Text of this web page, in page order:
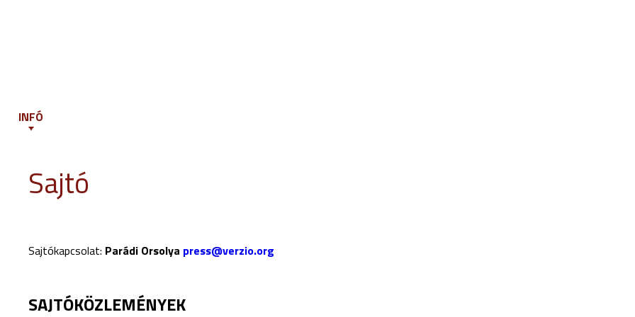
Sajtó
Sajtókapcsolat: Parádi Orsolya press@verzio.org
SAJTÓKÖZLEMÉNYEK
INFÓ